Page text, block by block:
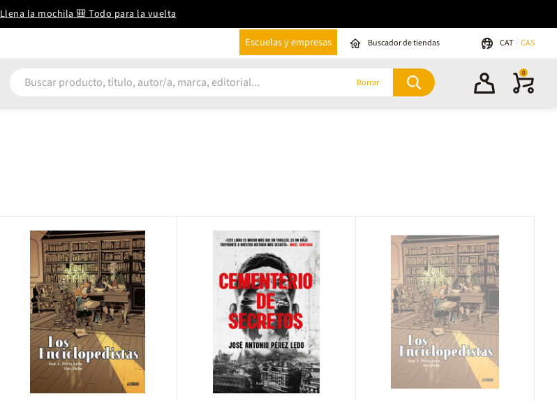
Llena la mochila 🎒 Todo para la vuelta
Escuelas y empresas Buscador de tiendas CAT CAS
Borrar
0